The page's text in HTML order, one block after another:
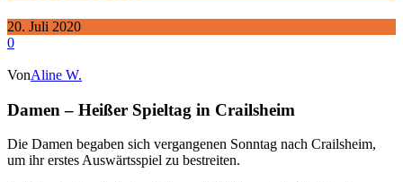
20. Juli 2020
0
VonAline W.
Damen – Heißer Spieltag in Crailsheim
Die Damen begaben sich vergangenen Sonntag nach Crailsheim,
um ihr erstes Auswärtsspiel zu bestreiten.